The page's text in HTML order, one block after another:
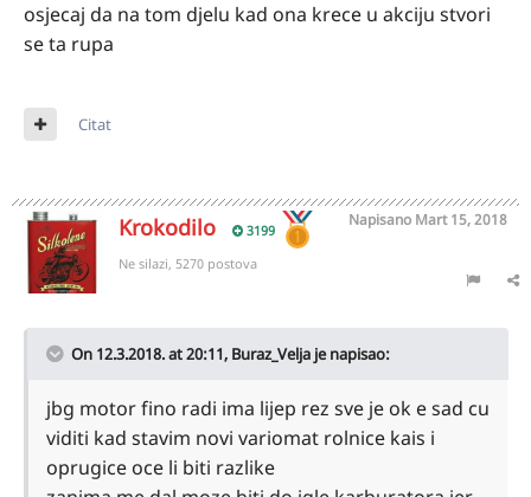
osjecaj da na tom djelu kad ona krece u akciju stvori
se ta rupa
Citat
Krokodilo 3199
Napisano Mart 15, 2018
Ne silazi, 5270 postova
On 12.3.2018. at 20:11, Buraz_Velja je napisao:
jbg motor fino radi ima lijep rez sve je ok e sad cu
viditi kad stavim novi variomat rolnice kais i
oprugice oce li biti razlike